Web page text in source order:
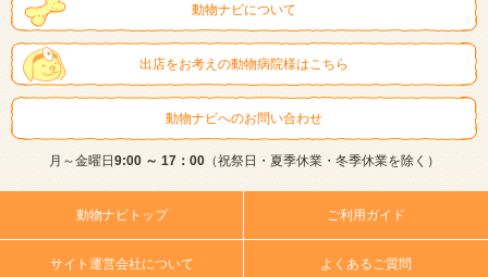
動物ナビについて
出店をお考えの動物病院様はこちら
動物ナビへのお問い合わせ
月～金曜日9:00 ～ 17：00（祝祭日・夏季休業・冬季休業を除く）
動物ナビトップ ご利用ガイド
サイト運営会社について よくあるご質問